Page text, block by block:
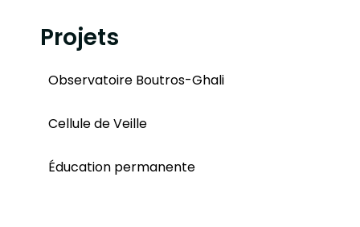
Projets
Observatoire Boutros-Ghali
Cellule de Veille
Éducation permanente